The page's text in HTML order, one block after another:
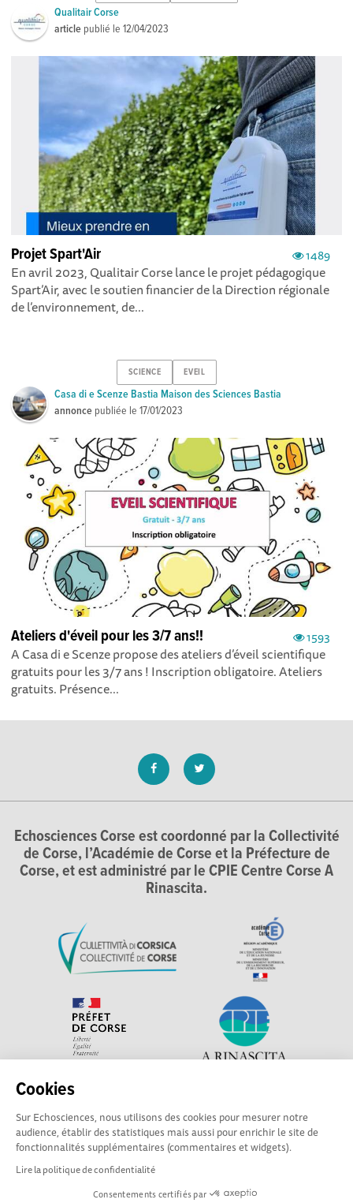
Cookies
Sur Echosciences, nous utilisons des cookies pour mesurer notre
audience, établir des statistiques mais aussi pour enrichir le site de
fonctionnalités supplémentaires (commentaires et widgets).
Lire la politique de confidentialité
Consentements certifiés par
Qualitair Corse
article publié le12/04/2023
1489
Projet Spart'Air
En avril 2023, Qualitair Corse lance le projet pédagogique
Spart’Air, avec le soutien financier de la Direction régionale
de l’environnement, de...
SCIENCE EVEIL
Casa di e Scenze Bastia Maison des Sciences Bastia
annonce publiée le17/01/2023
1593
Ateliers d'éveil pour les 3/7 ans!!
A Casa di e Scenze propose des ateliers d’éveil scientifique
gratuits pour les 3/7 ans ! Inscription obligatoire. Ateliers
gratuits. Présence...
Echosciences Corse est coordonné par la Collectivité
de Corse, l’Académie de Corse et la Préfecture de
Corse, et est administré par le CPIE Centre Corse A
Rinascita.
Corse, le réseau social des acteurs de sciences et de
technologie du territoire. Contact : contact-csti@cpie-
centrecorse.fr
Mentions légales|Politique de confidentialité